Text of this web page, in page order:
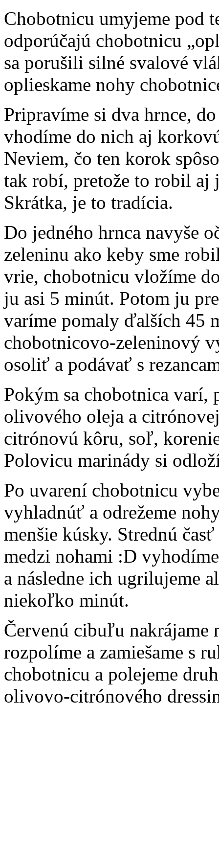
Chobotnicu umyjeme pod
odporúčajú chobotnicu
sa porušili silné svalové
oplieskame nohy
Pripravíme si dva hrnce,
vhodíme do nich aj
Neviem, čo ten korok
tak robí, pretože to robil aj
Skrátka, je to tradícia.
Do jedného hrnca navyše
zeleninu ako keby sme
vrie, chobotnicu vložíme
ju asi 5 minút. Potom ju
varíme pomaly ďalších 45
chobotnicovo-zeleninový
osoliť a podávať s
Pokým sa chobotnica varí,
olivového oleja a
citrónovú kôru, soľ,
Polovicu marinády si
Po uvarení chobotnicu
vyhladnúť a odrežeme
menšie kúsky. Strednú
medzi nohami :D
a následne ich ugrilujeme
niekoľko minút.
Červenú cibuľu nakrájame
rozpolíme a zamiešame s
chobotnicu a polejeme
olivovo-citrónového